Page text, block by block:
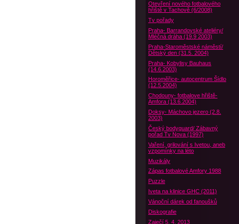
Otevření nového fotbalového
hřiště v Tachově (6/2008)
Tv pořady
Praha- Barrandovské ateliéry/
Mléčná dráha (19.9 2003)
Praha-Staroměstské náměstí/
Dětský den (31.5. 2004)
Praha- Kobylisy Bauhaus
(14.6.2003)
Horoměřice- autocentrum Šídlo
(12.5.2004)
Chodouny- fotbalove hřiště-
Amfora (13.6.2004)
Doksy- Máchovo jezero (2.8.
2003)
Český bodyguard/ Zábavný
pořad Tv Nova (1997)
Vaření, grilování s Ivetou, aneb
vzpomínky na léto
Muzikály
Zápas fotbalové Amfory 1988
Puzzle
Iveta na klinice GHC (2011)
Vánoční dárek od fanoušků
Diskografie
Zaječí 5. 4. 2013